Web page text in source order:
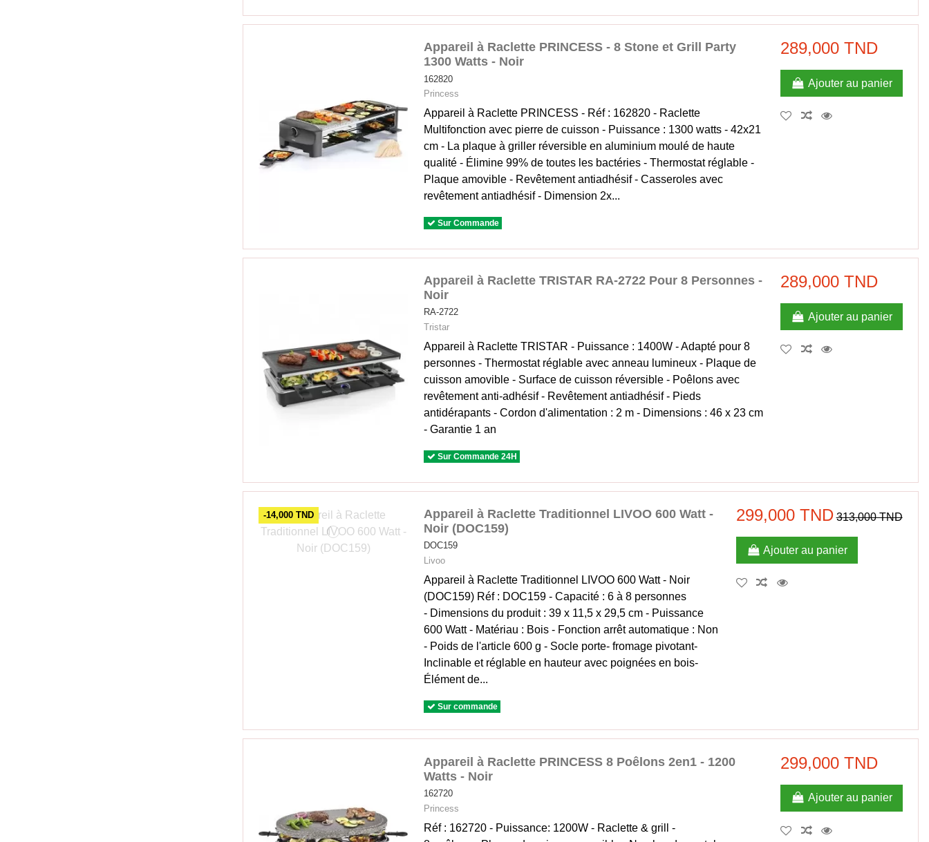
Appareil à Raclette PRINCESS - 8 Stone et Grill Party
‎1300 Watts - Noir
162820
Princess
Appareil à Raclette PRINCESS - Réf : 162820 - Raclette
Multifonction avec pierre de cuisson - Puissance : 1300 watts - 42x21
cm - La plaque à griller réversible en aluminium moulé de haute
qualité - Élimine 99% de toutes les bactéries - Thermostat réglable -
Plaque amovible - Revêtement antiadhésif - Casseroles avec
revêtement antiadhésif - Dimension 2x...
Sur Commande
289,000 TND
Ajouter au panier
Appareil à Raclette TRISTAR RA-2722 Pour 8 Personnes -
Noir
RA-2722
Tristar
Appareil à Raclette TRISTAR - Puissance : 1400W - Adapté pour 8
personnes - Thermostat réglable avec anneau lumineux - Plaque de
cuisson amovible - Surface de cuisson réversible - Poêlons avec
revêtement anti-adhésif - Revêtement antiadhésif - Pieds
antidérapants - Cordon d'alimentation : 2 m - Dimensions : 46 x 23 cm
- Garantie 1 an
Sur Commande 24H
289,000 TND
Ajouter au panier
-14,000 TND
Appareil à Raclette Traditionnel LIVOO 600 Watt -
Noir (DOC159)
DOC159
Livoo
Appareil à Raclette Traditionnel LIVOO 600 Watt - Noir
(DOC159) Réf : DOC159 - Capacité : 6 à 8 personnes
- Dimensions du produit : 39 x 11,5 x 29,5 cm - Puissance
‎600 Watt - Matériau ‎: Bois - Fonction arrêt automatique ‎: Non
- Poids de l'article ‎600 g - Socle porte- fromage pivotant-
Inclinable et réglable en hauteur avec poignées en bois-
Élément de...
Sur commande
299,000 TND 313,000 TND
Ajouter au panier
Appareil à Raclette PRINCESS 8 Poêlons 2en1 - 1200
Watts - Noir
162720
Princess
Réf : 162720 - Puissance: 1200W - Raclette & grill -
299,000 TND
Ajouter au panier